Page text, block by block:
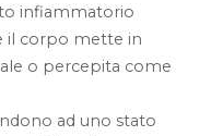
infiammatorio
il corpo mette in
o percepita come
ad uno stato